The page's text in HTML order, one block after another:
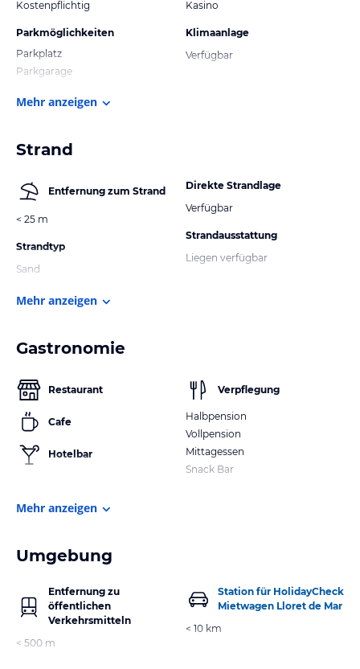
Kostenpflichtig
Parkmöglichkeiten
Parkplatz
Parkgarage
Kasino
Klimaanlage
Verfügbar
Mehr anzeigen
Strand
Entfernung zum Strand
< 25 m
Strandtyp
Sand
Direkte Strandlage
Verfügbar
Strandausstattung
Liegen verfügbar
Mehr anzeigen
Gastronomie
Restaurant
Cafe
Hotelbar
Verpflegung
Halbpension
Vollpension
Mittagessen
Snack Bar
Mehr anzeigen
Umgebung
Entfernung zu
öffentlichen
Verkehrsmitteln
< 500 m
Station für HolidayCheck
Mietwagen Lloret de Mar
< 10 km